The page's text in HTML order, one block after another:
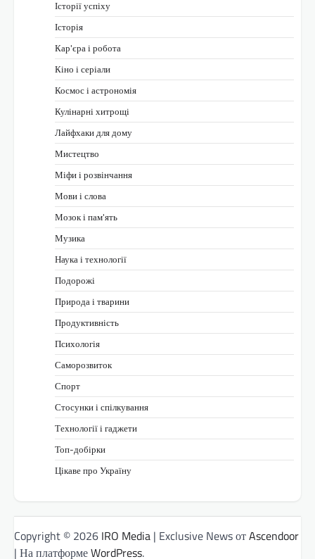
Історії успіху
Історія
Кар'єра і робота
Кіно і серіали
Космос і астрономія
Кулінарні хитрощі
Лайфхаки для дому
Мистецтво
Міфи і розвінчання
Мови і слова
Мозок і пам'ять
Музика
Наука і технології
Подорожі
Природа і тварини
Продуктивність
Психологія
Саморозвиток
Спорт
Стосунки і спілкування
Технології і гаджети
Топ-добірки
Цікаве про Україну
Copyright © 2026 IRO Media | Exclusive News отAscendoor
| На платформеWordPress.